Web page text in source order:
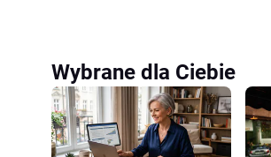
Wybrane dla Ciebie